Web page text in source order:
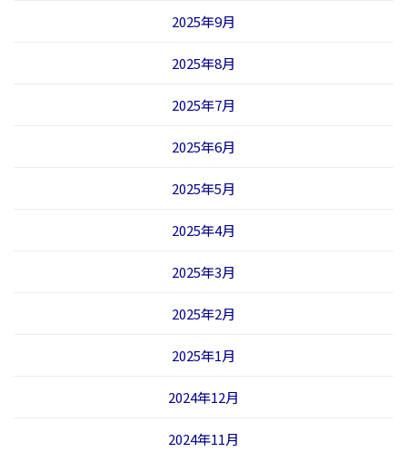
2025年9月
2025年8月
2025年7月
2025年6月
2025年5月
2025年4月
2025年3月
2025年2月
2025年1月
2024年12月
2024年11月